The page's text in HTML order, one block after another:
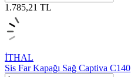
1.785,21 TL
İTHAL
Sis Far Kapağı Sağ Captiva C140